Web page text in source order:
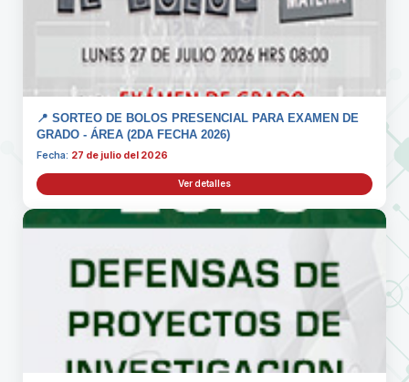
📍 SORTEO DE BOLOS PRESENCIAL PARA EXAMEN DE
GRADO - ÁREA (2DA FECHA 2026)
Fecha: 27 de julio del 2026
Ver detalles